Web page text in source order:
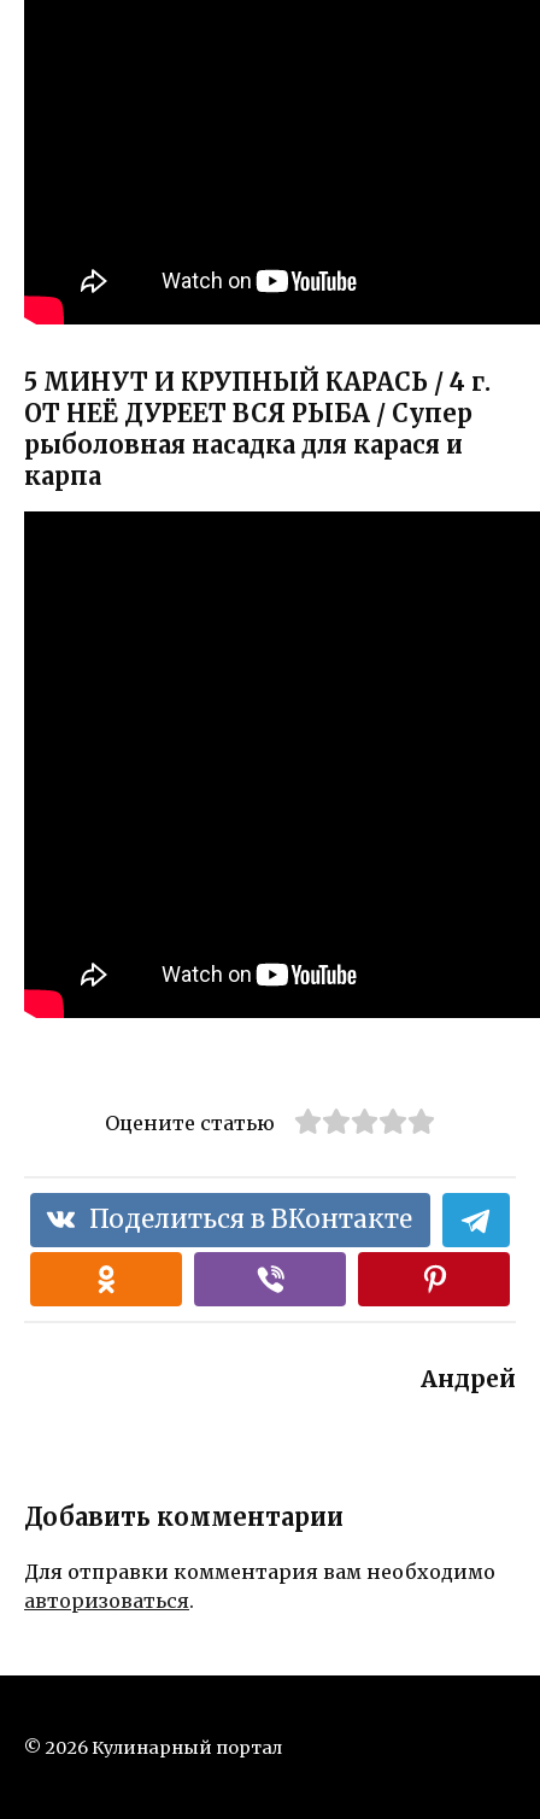
5 МИНУТ И КРУПНЫЙ КАРАСЬ / 4 г.
ОТ НЕЁ ДУРЕЕТ ВСЯ РЫБА / Супер
рыболовная насадка для карася и
карпа
Оцените статью
Поделиться в ВКонтакте
Андрей
Добавить комментарии
Для отправки комментария вам необходимо
авторизоваться.
© 2026 Кулинарный портал